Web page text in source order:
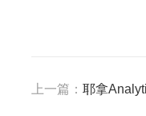
上一篇： 耶拿